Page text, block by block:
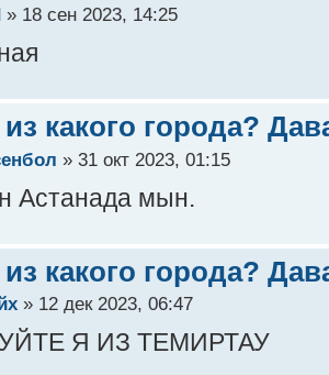
» 18 сен 2023, 14:25
какого города?
» 31 окт 2023, 01:15
Астанада мын.
какого города?
» 12 дек 2023, 06:47
Я ИЗ ТЕМИРТАУ